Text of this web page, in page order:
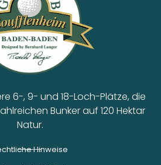
6-, 9- und 18-Loch-Plätze, die
Bunker auf 120 Hektar
Natur.
Hinweise